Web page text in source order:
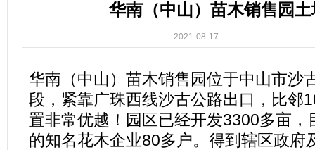
华南（中山）苗木销售园
2021-08-17
华南（中山）苗木销售园位于中山市沙
段，紧靠广珠西线沙古公路出口，比邻
置非常优越！园区已经开发3300多亩，
的知名花木企业80多户。得到辖区政府